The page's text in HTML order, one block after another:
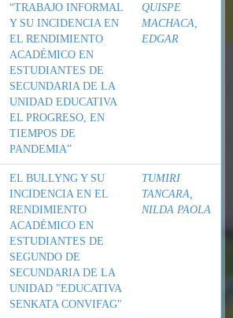
“TRABAJO INFORMAL
Y SU INCIDENCIA EN
EL RENDIMIENTO
ACADÉMICO EN
ESTUDIANTES DE
SECUNDARIA DE LA
UNIDAD EDUCATIVA
EL PROGRESO, EN
TIEMPOS DE
PANDEMIA”
QUISPE
MACHACA,
EDGAR
EL BULLYNG Y SU
INCIDENCIA EN EL
RENDIMIENTO
ACADÉMICO EN
ESTUDIANTES DE
SEGUNDO DE
SECUNDARIA DE LA
UNIDAD "EDUCATIVA
SENKATA CONVIFAG"
TUMIRI
TANCARA,
NILDA PAOLA